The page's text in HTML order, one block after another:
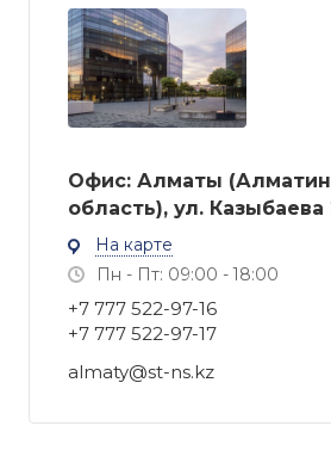
Офис: Алматы
область), ул. Казыбаева
На карте
Пн - Пт: 09:00 - 18:00
+7 777 522-97-16
+7 777 522-97-17
almaty@st-ns.kz